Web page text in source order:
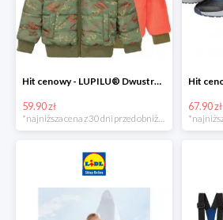
Hit cenowy - LUPILU® Dwustronna kurtka dziecięca z polarem
59.90 zł
*najniższa cena z 30 dni przed obniżką
67.90 zł